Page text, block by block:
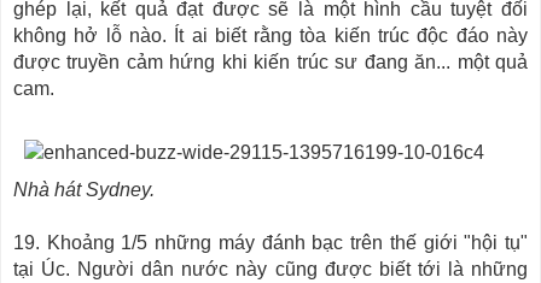
ghép lại, kết quả đạt được sẽ là một hình cầu tuyệt đối
không hở lỗ nào. Ít ai biết rằng tòa kiến trúc độc đáo này
được truyền cảm hứng khi kiến trúc sư đang ăn... một quả
cam.
Nhà hát Sydney.
19. Khoảng 1/5 những máy đánh bạc trên thế giới "hội tụ"
tại Úc. Người dân nước này cũng được biết tới là những